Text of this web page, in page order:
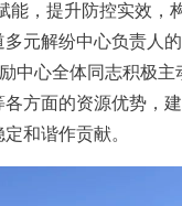
能，提升防控实效，
元解纷中心负责人
中心全体同志积极
方面的资源优势，
和谐作贡献。